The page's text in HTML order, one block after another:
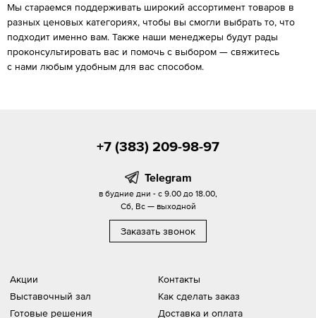
Мы стараемся поддерживать широкий ассортимент товаров в
разных ценовых категориях, чтобы вы смогли выбрать то, что
подходит именно вам. Также наши менеджеры будут рады
проконсультировать вас и помочь с выбором — свяжитесь
с нами любым удобным для вас способом.
Акции
Выставочный зал
Готовые решения
Контакты
Как сделать заказ
Доставка и оплата
+7 (383) 209-98-97
Telegram
в будние дни - с 9.00 до 18.00,
Сб, Вс — выходной
Заказать звонок